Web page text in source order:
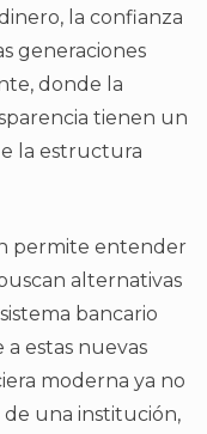
la confianza
generaciones
donde la
tienen un
la estructura
permite entender
alternativas
bancario
estas nuevas
moderna ya no
una institución,